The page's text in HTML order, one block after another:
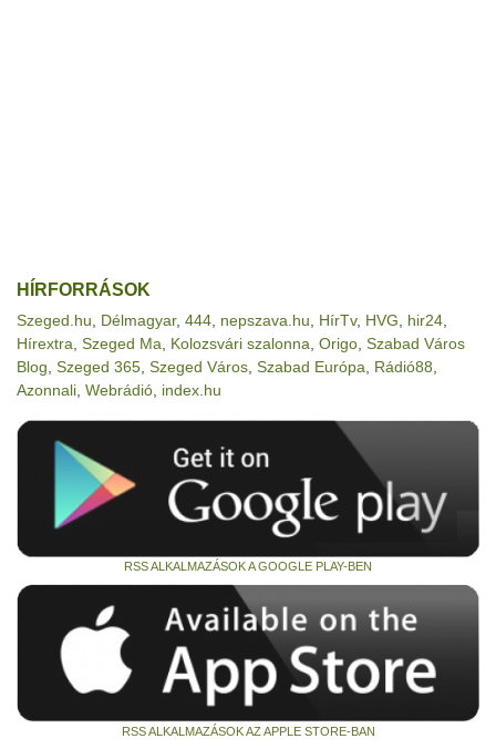
HÍRFORRÁSOK
Szeged.hu Délmagyar, 444 nepszava.hu HírTv, HVG hir24
Hírextra Szeged Ma Kolozsvári szalonna Origo Szabad Város
Blog Szeged 365 Szeged Város Szabad Európa Rádió88
Azonnali Webrádió index.hu
RSS ALKALMAZÁSOK A GOOGLE PLAY-BEN
RSS ALKALMAZÁSOK AZ APPLE STORE-BAN